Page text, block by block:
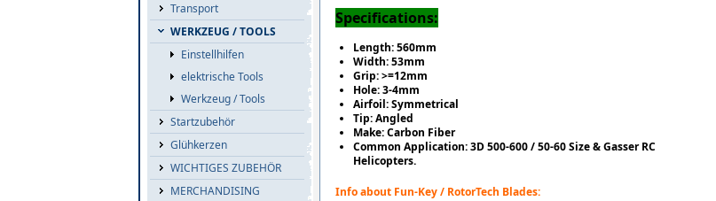
Transport
WERKZEUG / TOOLS
Einstellhilfen
elektrische Tools
Werkzeug / Tools
Startzubehör
Glühkerzen
WICHTIGES ZUBEHÖR
MERCHANDISING
Specifications:
Length: 560mm
Width: 53mm
Grip: >=12mm
Hole: 3-4mm
Airfoil: Symmetrical
Tip: Angled
Make: Carbon Fiber
Common Application: 3D 500-600 / 50-60 Size & Gasser RC
Helicopters.
Info about Fun-Key / RotorTech Blades: